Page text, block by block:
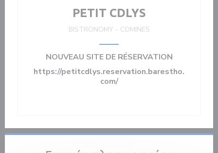
PETIT CDLYS
BISTRONOMY - COMINES
NOUVEAU SITE DE RÉSERVATION
https://petitcdlys.reservation.barestho.
com/